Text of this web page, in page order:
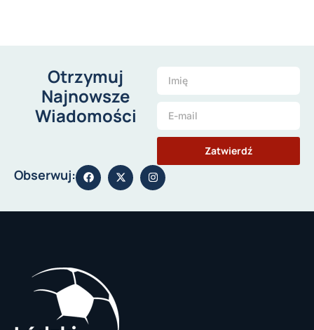
Otrzymuj
Najnowsze
Wiadomości
Zatwierdź
Obserwuj: